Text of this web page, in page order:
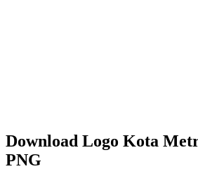
Download Logo Kota
PNG